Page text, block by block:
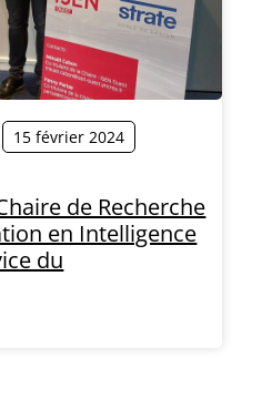
15 février 2024
de Recherche
en Intelligence
du